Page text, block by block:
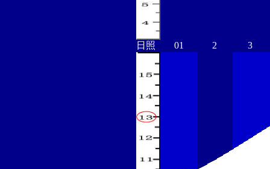
日照 01 2 3